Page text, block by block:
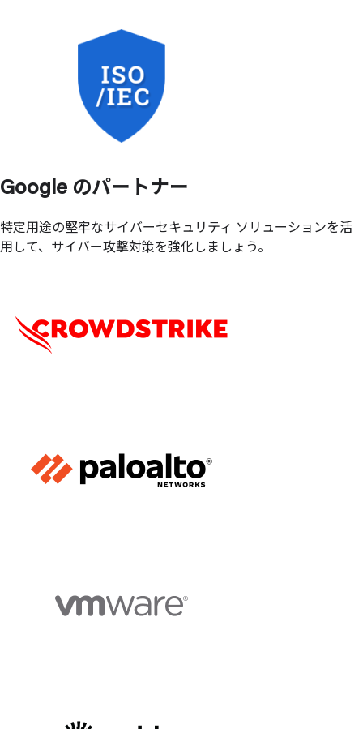
Google のパートナー
特定用途の堅牢なサイバーセキュリティ ソリューションを活
用して、サイバー攻撃対策を強化しましょう。